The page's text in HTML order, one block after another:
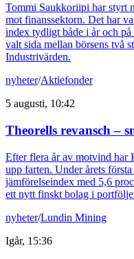
Tommi Saukkoriipi har styrt
mot finanssektorn. Det har
index tydligt både i år och
valt sida mellan börsens två
Industrivärden.
nyheter/Aktiefonder
5 augusti, 10:42
Theorells revansch –
Efter flera år av motvind har
upp farten. Under årets
jämförelseindex med 5,6
ett nytt finskt bolag i
nyheter/Lundin Mining
Igår, 15:36